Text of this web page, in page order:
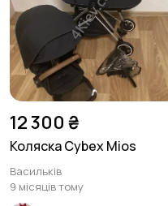
12 300 ₴
Коляска Cybex Mios
Васильків
9 місяців тому